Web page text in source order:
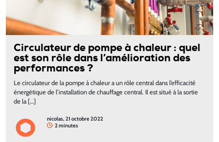
Circulateur de pompe à chaleur : quel
est son rôle dans l’amélioration des
performances ?
Le circulateur de la pompe à chaleur a un rôle central dans l’efficacité
énergétique de l’installation de chauffage central. Il est situé à la sortie
de la […]
nicolas, 21 octobre 2022
2 minutes